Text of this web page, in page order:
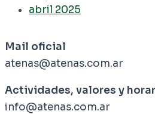
abril 2025
Mail oficial
atenas@atenas.com.ar
Actividades, valores y
info@atenas.com.ar